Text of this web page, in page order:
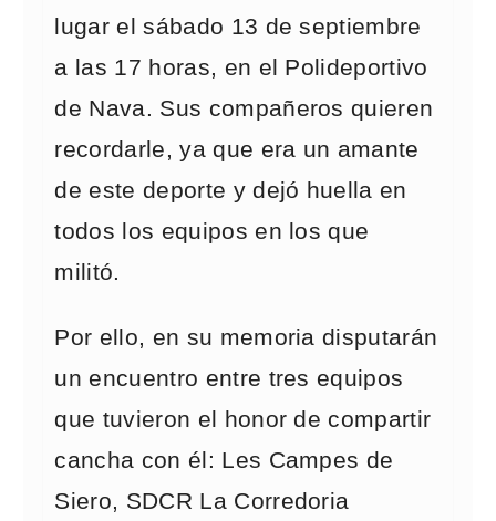
lugar el sábado 13 de septiembre
a las 17 horas, en el Polideportivo
de Nava. Sus compañeros quieren
recordarle, ya que era un amante
de este deporte y dejó huella en
todos los equipos en los que
militó.
Por ello, en su memoria disputarán
un encuentro entre tres equipos
que tuvieron el honor de compartir
cancha con él: Les Campes de
Siero, SDCR La Corredoria